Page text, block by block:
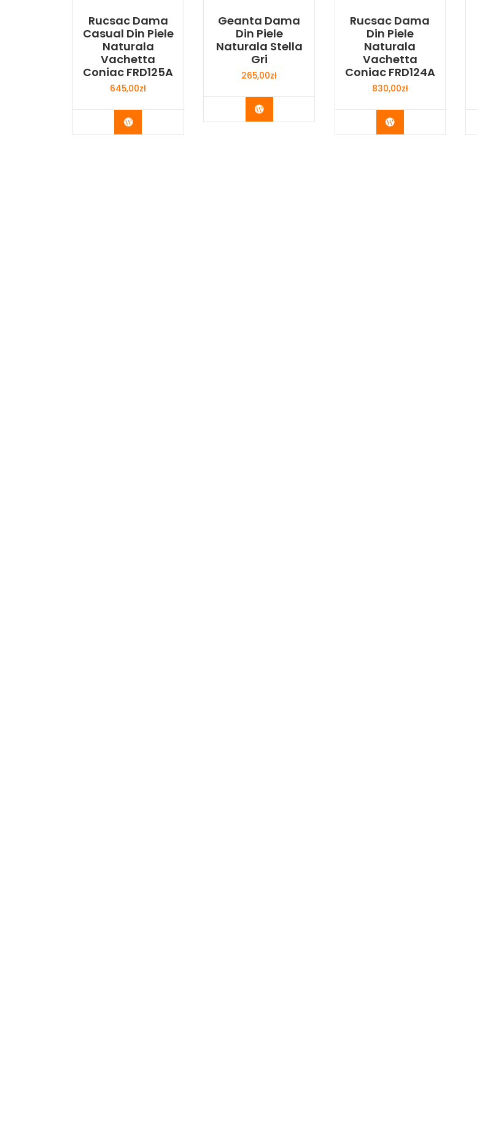
Rucsac Dama
Casual Din Piele
Naturala
Vachetta
Coniac FRD125A
645,00zł
Buy Now
Geanta Dama
Din Piele
Naturala Stella
Gri
265,00zł
Buy Now
Rucsac Dama
Din Piele
Naturala
Vachetta
Coniac FRD124A
830,00zł
Buy Now